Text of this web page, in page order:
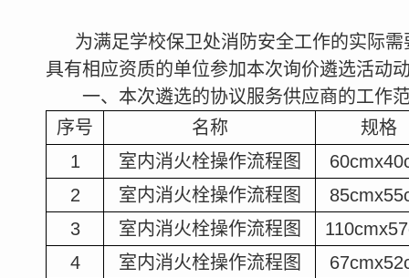
为满足学校保卫处消防安全工作的实际
具有相应资质的单位参加本次询价遴选活动
一、本次遴选的协议服务供应商的工作
序号
名称
规格
1
室内消火栓操作流程图
2
室内消火栓操作流程图
3
室内消火栓操作流程图
4
室内消火栓操作流程图